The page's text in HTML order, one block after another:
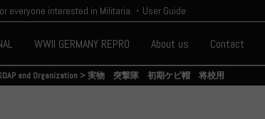
everyone interested in Militaria.・User Guide
WWII GERMANY REPRO About us Contact
and Organization >実物 突撃隊 初期ケピ帽 将校用